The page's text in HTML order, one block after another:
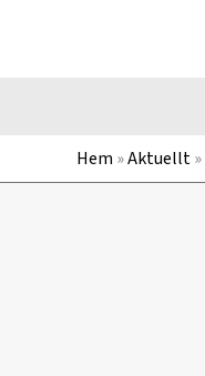
Hem »Aktuellt»